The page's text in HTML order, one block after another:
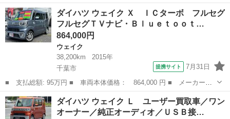
名： ダイハツ ■ 車種名： ウェイク ■ グレード名： Ｇター
ボ レジャーエディションＳＡＩＩ メモリーナビ フルセグＴＶ
リアカメラ ス...
千葉 野田市 ウェイク
ダイハツ ウェイク Ｘ ＩＣターボ フルセグ
フルセグＴＶナビ・Ｂｌｕｅｔｏｏｔ…
864,000円
ウェイク
38,200km
2015年
千葉市
提携サイト 7月31日
■ 支払総額: 95万円 ■ 車両本体価格： 864,000 円 ■ メーカー
名： ダイハツ ■ 車種名： ウェイク ■ グレード名： Ｘ ＩＣ
ターボ フルセグフルセグＴＶナビ・Ｂｌｕｅｔｏｏｔｈ接続・バッ
クカメラ・スマー...
千葉 千葉市 ウェイク
ダイハツ ウェイク Ｌ ユーザー買取車／ワン
オーナー／純正オーディオ／ＵＳＢ接…